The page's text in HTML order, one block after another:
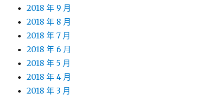
2018 年 9 月
2018 年 8 月
2018 年 7 月
2018 年 6 月
2018 年 5 月
2018 年 4 月
2018 年 3 月